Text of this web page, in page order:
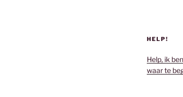
HELP!
Help, ik
waar te